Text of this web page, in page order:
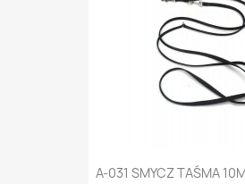
A-031 SMYCZ TAŚMA